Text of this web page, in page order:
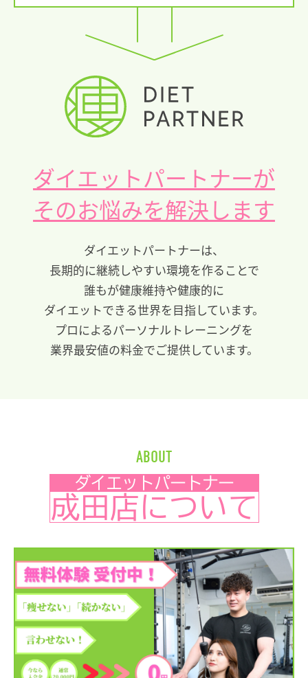
ダイエットパートナーが
そのお悩みを解決します
ダイエットパートナーは、
長期的に継続しやすい環境を作ることで
誰もが健康維持や健康的に
ダイエットできる世界を目指しています。
プロによるパーソナルトレーニングを
業界最安値の料金でご提供しています。
ABOUT
ダイエットパートナー
成田店について